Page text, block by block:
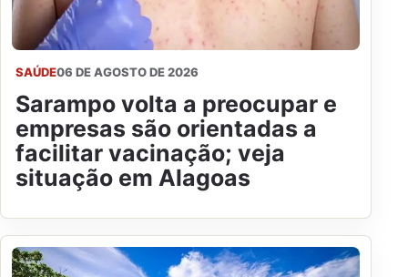
SAÚDE06 DE AGOSTO DE 2026
Sarampo volta a preocupar e
empresas são orientadas a
facilitar vacinação; veja
situação em Alagoas